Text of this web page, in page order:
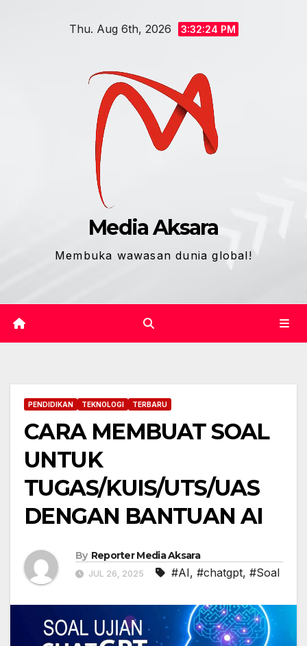
Thu. Aug 6th, 2026 3:32:25 PM
Media Aksara
Membuka wawasan dunia global!
PENDIDIKAN TEKNOLOGI TERBARU
CARA MEMBUAT SOAL
UNTUK
TUGAS/KUIS/UTS/UAS
DENGAN BANTUAN AI
By Reporter Media Aksara
JUL 26, 2025 #AI, #chatgpt, #Soal